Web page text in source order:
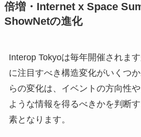
倍増・Internet x Space
ShowNetの進化
Interop Tokyoは毎年開催されま
に注目すべき構造変化がいくつ
らの変化は、イベントの方向性
ような情報を得るべきかを判断
素となります。